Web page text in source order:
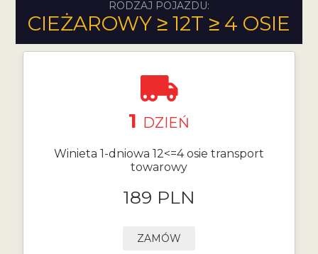
RODZAJ POJAZDU:
CIEŻAROWY ≥ 12T ≥ 4 OSIE
1 DZIEŃ
Winieta 1-dniowa 12<=4 osie transport
towarowy
189 PLN
ZAMÓW